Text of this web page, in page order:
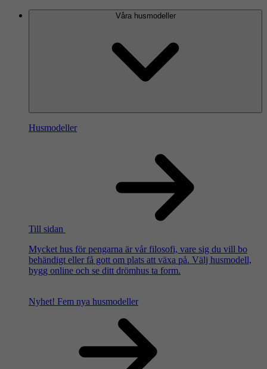
Våra husmodeller
Husmodeller
Till sidan
Mycket hus för pengarna är vår filosofi, vare sig du vill bo
behändigt eller få gott om plats att växa på. Välj husmodell,
bygg online och se ditt drömhus ta form.
Nyhet! Fem nya husmodeller